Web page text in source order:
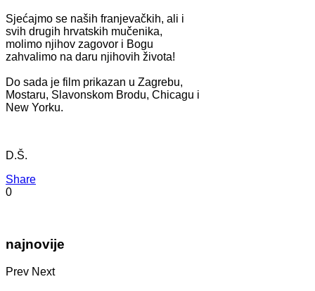
Sjećajmo se naših franjevačkih, ali i
svih drugih hrvatskih mučenika,
molimo njihov zagovor i Bogu
zahvalimo na daru njihovih života!
Do sada je film prikazan u Zagrebu,
Mostaru, Slavonskom Brodu, Chicagu i
New Yorku.
D.Š.
Share
0
najnovije
Prev Next